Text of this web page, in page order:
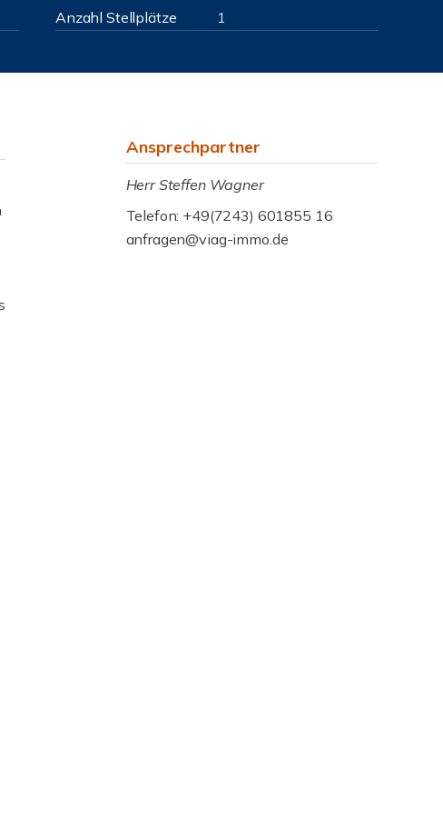
Anzahl Stellplätze 1
Ansprechpartner
Herr Steffen Wagner
Telefon: +49(7243) 601855 16
anfragen@viag-immo.de